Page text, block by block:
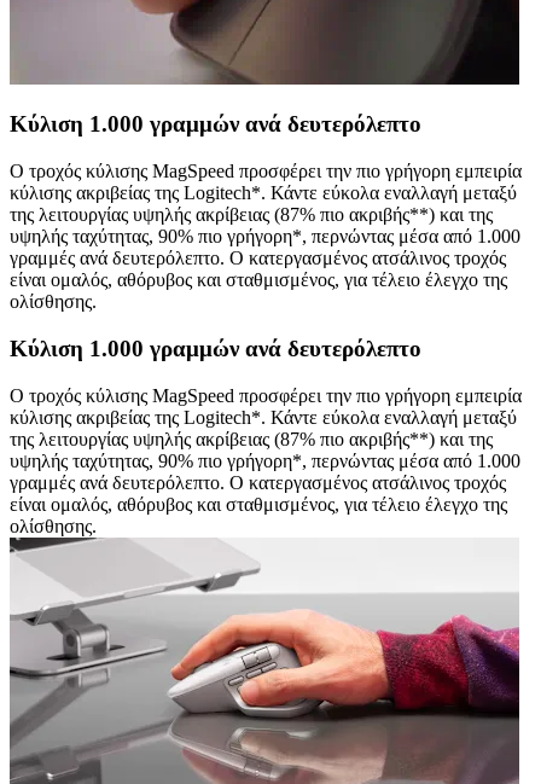
Κύλιση 1.000 γραμμών ανά δευτερόλεπτο
Ο τροχός κύλισης MagSpeed προσφέρει την πιο γρήγορη εμπειρία
κύλισης ακριβείας της Logitech*. Κάντε εύκολα εναλλαγή μεταξύ
της λειτουργίας υψηλής ακρίβειας (87% πιο ακριβής**) και της
υψηλής ταχύτητας, 90% πιο γρήγορη*, περνώντας μέσα από 1.000
γραμμές ανά δευτερόλεπτο. Ο κατεργασμένος ατσάλινος τροχός
είναι ομαλός, αθόρυβος και σταθμισμένος, για τέλειο έλεγχο της
ολίσθησης.
Κύλιση 1.000 γραμμών ανά δευτερόλεπτο
Ο τροχός κύλισης MagSpeed προσφέρει την πιο γρήγορη εμπειρία
κύλισης ακριβείας της Logitech*. Κάντε εύκολα εναλλαγή μεταξύ
της λειτουργίας υψηλής ακρίβειας (87% πιο ακριβής**) και της
υψηλής ταχύτητας, 90% πιο γρήγορη*, περνώντας μέσα από 1.000
γραμμές ανά δευτερόλεπτο. Ο κατεργασμένος ατσάλινος τροχός
είναι ομαλός, αθόρυβος και σταθμισμένος, για τέλειο έλεγχο της
ολίσθησης.